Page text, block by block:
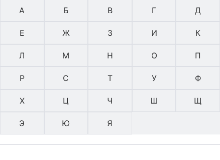
А Б В Г Д
Е Ж З И К
Л М Н О П
Р С Т У Ф
Х Ц Ч Ш Щ
Э Ю Я